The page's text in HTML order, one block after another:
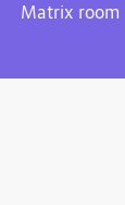
Matrix room